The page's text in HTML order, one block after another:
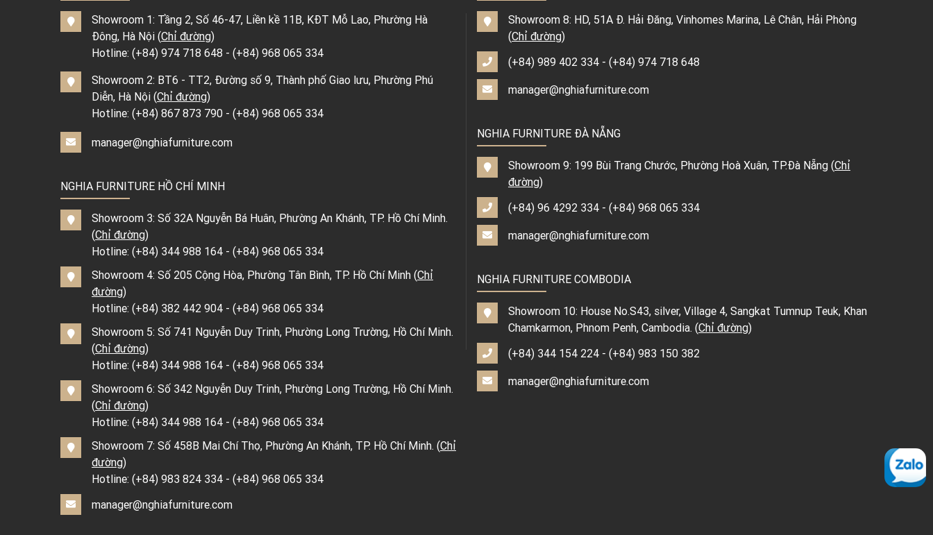
Showroom 1: Tầng 2, Số 46-47, Liền kề 11B, KĐT Mỗ Lao, Phường Hà
Đông, Hà Nội (Chỉ đường)
Hotline: (+84) 974 718 648 - (+84) 968 065 334
Showroom 2: BT6 - TT2, Đường số 9, Thành phố Giao lưu, Phường Phú
Diễn, Hà Nội (Chỉ đường)
Hotline: (+84) 867 873 790 - (+84) 968 065 334
manager@nghiafurniture.com
NGHIA FURNITURE HỒ CHÍ MINH
Showroom 3: Số 32A Nguyễn Bá Huân, Phường An Khánh, TP. Hồ Chí Minh.
(Chỉ đường)
Hotline: (+84) 344 988 164 - (+84) 968 065 334
Showroom 4: Số 205 Cộng Hòa, Phường Tân Bình, TP. Hồ Chí Minh (Chỉ
đường)
Hotline: (+84) 382 442 904 - (+84) 968 065 334
Showroom 5: Số 741 Nguyễn Duy Trinh, Phường Long Trường, Hồ Chí Minh.
(Chỉ đường)
Hotline: (+84) 344 988 164 - (+84) 968 065 334
Showroom 6: Số 342 Nguyễn Duy Trinh, Phường Long Trường, Hồ Chí Minh.
(Chỉ đường)
Hotline: (+84) 344 988 164 - (+84) 968 065 334
Showroom 7: Số 458B Mai Chí Thọ, Phường An Khánh, TP. Hồ Chí Minh. (Chỉ
đường)
Hotline: (+84) 983 824 334 - (+84) 968 065 334
manager@nghiafurniture.com
Showroom 8: HD, 51A Đ. Hải Đăng, Vinhomes Marina, Lê Chân, Hải Phòng
(Chỉ đường)
(+84) 989 402 334 - (+84) 974 718 648
manager@nghiafurniture.com
NGHIA FURNITURE ĐÀ NẴNG
Showroom 9: 199 Bùi Trang Chước, Phường Hoà Xuân, TP.Đà Nẵng (Chỉ
đường)
(+84) 96 4292 334 - (+84) 968 065 334
manager@nghiafurniture.com
NGHIA FURNITURE COMBODIA
Showroom 10: House No.S43, silver, Village 4, Sangkat Tumnup Teuk, Khan
Chamkarmon, Phnom Penh, Cambodia. (Chỉ đường)
(+84) 344 154 224 - (+84) 983 150 382
manager@nghiafurniture.com